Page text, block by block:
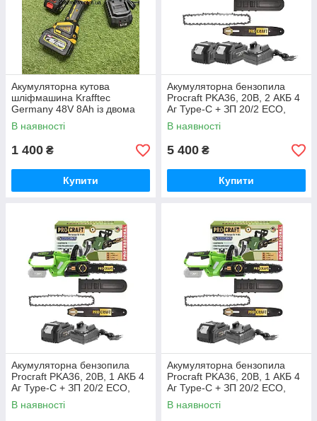
Акумуляторна кутова
шліфмашина Krafftec
Germany 48V 8Ah із двома
акумуляторами безщітковим
двигуном диском 125 мм БЕЗ
КЕЙСУ
В наявності
1 400 ₴
Купити
Акумуляторна бензопила
Procraft PKA36, 20В, 2 АКБ 4
Аг Type-C + ЗП 20/2 ECO,
шина 250 мм Німеччина
В наявності
5 400 ₴
Купити
Акумуляторна бензопила
Procraft PKA36, 20В, 1 АКБ 4
Аг Type-C + ЗП 20/2 ECO,
шина 250 мм Німеччина
В наявності
Акумуляторна бензопила
Procraft PKA36, 20В, 1 АКБ 4
Аг Type-C + ЗП 20/2 ECO,
шина 250 мм Німеччина
В наявності